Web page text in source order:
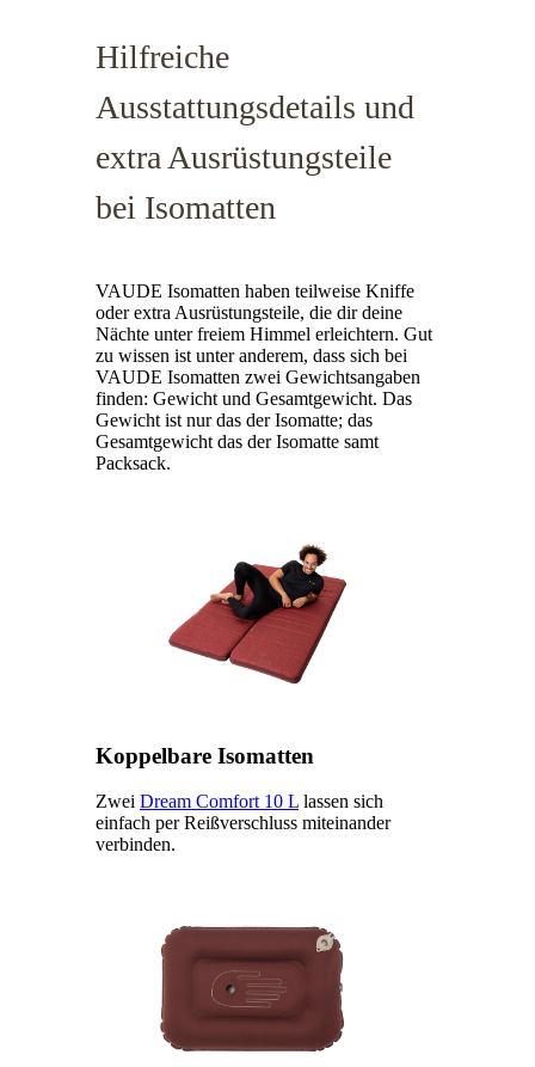
Hilfreiche
Ausstattungsdetails und
extra Ausrüstungsteile
bei Isomatten
VAUDE Isomatten haben teilweise Kniffe
oder extra Ausrüstungsteile, die dir deine
Nächte unter freiem Himmel erleichtern. Gut
zu wissen ist unter anderem, dass sich bei
VAUDE Isomatten zwei Gewichtsangaben
finden: Gewicht und Gesamtgewicht. Das
Gewicht ist nur das der Isomatte; das
Gesamtgewicht das der Isomatte samt
Packsack.
Koppelbare Isomatten
Zwei Dream Comfort 10 L lassen sich
einfach per Reißverschluss miteinander
verbinden.